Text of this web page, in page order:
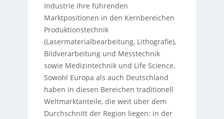
Industrie ihre führenden
Marktpositionen in den Kernbereichen
Produktionstechnik
(Lasermaterialbearbeitung, Lithografie),
Bildverarbeitung und Messtechnik
sowie Medizintechnik und Life Science.
Sowohl Europa als auch Deutschland
haben in diesen Bereichen traditionell
Weltmarktanteile, die weit über dem
Durchschnitt der Region liegen: in der